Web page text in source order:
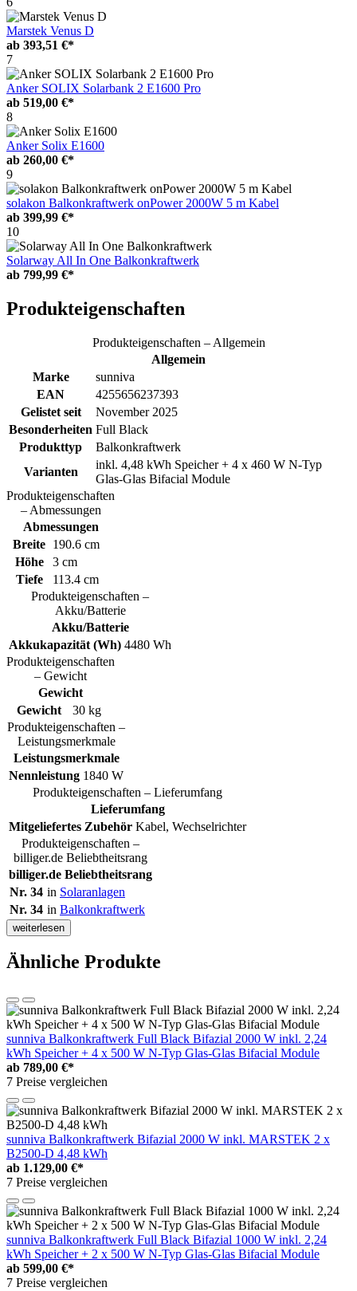
Marstek Venus D
ab 393,51 €*
7
Anker SOLIX Solarbank 2 E1600 Pro
ab 519,00 €*
8
Anker Solix E1600
ab 260,00 €*
9
solakon Balkonkraftwerk onPower 2000W 5 m Kabel
ab 399,99 €*
10
Solarway All In One Balkonkraftwerk
ab 799,99 €*
Produkteigenschaften
Produkteigenschaften – Allgemein
Allgemein
Marke
sunniva
EAN
4255656237393
Gelistet seit
November 2025
Besonderheiten Full Black
Produkttyp
Balkonkraftwerk
Varianten
inkl. 4,48 kWh Speicher + 4 x 460 W N-Typ
Glas-Glas Bifacial Module
Produkteigenschaften
– Abmessungen
Abmessungen
Breite 190.6 cm
Höhe
3 cm
Tiefe
113.4 cm
Produkteigenschaften –
Akku/Batterie
Akku/Batterie
Akkukapazität (Wh) 4480 Wh
Produkteigenschaften
– Gewicht
Gewicht
Gewicht
30 kg
Produkteigenschaften –
Leistungsmerkmale
Leistungsmerkmale
Nennleistung 1840 W
Produkteigenschaften – Lieferumfang
Lieferumfang
Mitgeliefertes Zubehör Kabel, Wechselrichter
Produkteigenschaften –
billiger.de Beliebtheitsrang
billiger.de Beliebtheitsrang
Nr. 34 in Solaranlagen
Nr. 34 in Balkonkraftwerk
weiterlesen
Ähnliche Produkte
sunniva Balkonkraftwerk Full Black Bifazial 2000 W inkl. 2,24
kWh Speicher + 4 x 500 W N-Typ Glas-Glas Bifacial Module
ab 789,00 €*
7 Preise vergleichen
sunniva Balkonkraftwerk Bifazial 2000 W inkl. MARSTEK 2 x
B2500-D 4,48 kWh
ab 1.129,00 €*
7 Preise vergleichen
sunniva Balkonkraftwerk Full Black Bifazial 1000 W inkl. 2,24
kWh Speicher + 2 x 500 W N-Typ Glas-Glas Bifacial Module
ab 599,00 €*
7 Preise vergleichen